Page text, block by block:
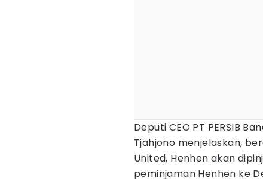
Deputi CEO PT PERSIB
Tjahjono menjelaskan,
United, Henhen akan
peminjaman Henhen ke